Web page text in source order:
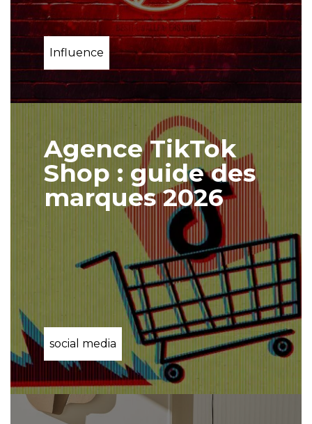
Influence
Agence TikTok
Shop : guide des
marques 2026
social media